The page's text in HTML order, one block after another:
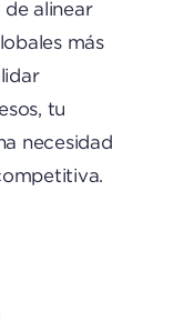
alinear
más
tu
necesidad